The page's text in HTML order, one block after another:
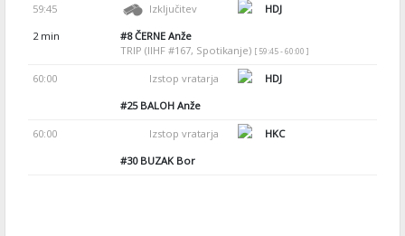
59:45 Izključitev
HDJ
2 min
#8ČERNE Anže
TRIP (IIHF #167, Spotikanje) [ 59:45 - 60:00 ]
60:00 Izstop vratarja
HDJ
#25BALOH Anže
60:00 Izstop vratarja
HKC
#30BUZAK Bor